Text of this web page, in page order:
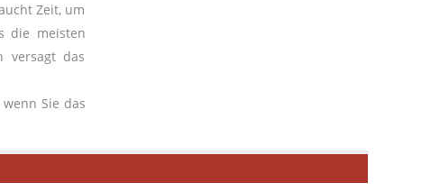
Zeit, um
die meisten
versagt das
Sie das